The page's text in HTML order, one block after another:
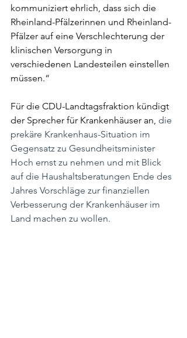
kommuniziert ehrlich, dass sich die
Rheinland-Pfälzerinnen und Rheinland-
Pfälzer auf eine Verschlechterung der
klinischen Versorgung in
verschiedenen Landesteilen einstellen
müssen.“
Für die CDU-Landtagsfraktion kündigt
der Sprecher für Krankenhäuser an, die
prekäre Krankenhaus-Situation im
Gegensatz zu Gesundheitsminister
Hoch ernst zu nehmen und mit Blick
auf die Haushaltsberatungen Ende des
Jahres Vorschläge zur finanziellen
Verbesserung der Krankenhäuser im
Land machen zu wollen.